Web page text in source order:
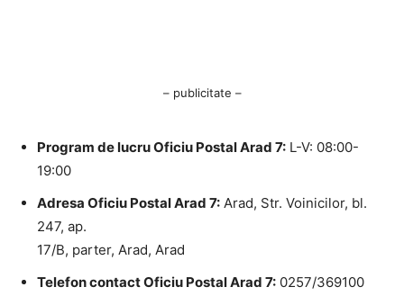
– publicitate –
Program de lucru Oficiu Postal Arad 7: L-V: 08:00-
19:00
Adresa Oficiu Postal Arad 7: Arad, Str. Voinicilor, bl.
247, ap.
17/B, parter, Arad, Arad
Telefon contact Oficiu Postal Arad 7: 0257/369100